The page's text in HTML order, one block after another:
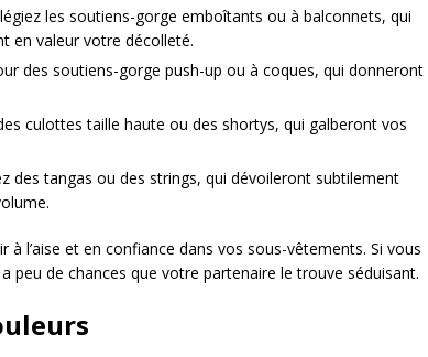
les soutiens-gorge emboîtants ou à balconnets, qui
en valeur votre décolleté.
des soutiens-gorge push-up ou à coques, qui donneront
culottes taille haute ou des shortys, qui galberont vos
des tangas ou des strings, qui dévoileront subtilement
à l’aise et en confiance dans vos sous-vêtements. Si vous
peu de chances que votre partenaire le trouve séduisant.